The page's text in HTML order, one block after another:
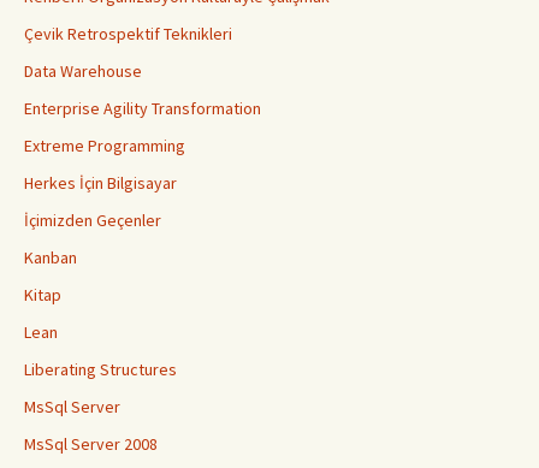
Çevik Retrospektif Teknikleri
Data Warehouse
Enterprise Agility Transformation
Extreme Programming
Herkes İçin Bilgisayar
İçimizden Geçenler
Kanban
Kitap
Lean
Liberating Structures
MsSql Server
MsSql Server 2008